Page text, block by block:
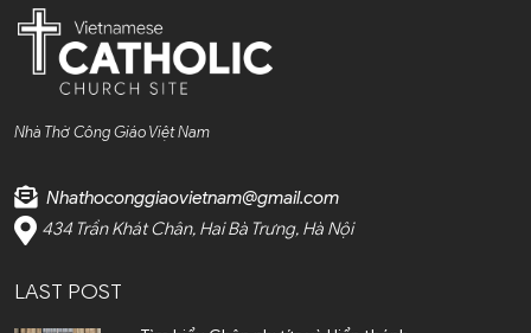
Nhà Thờ Công Giáo Việt Nam
Nhathoconggiaovietnam@gmail.com
434 Trần Khát Chân, Hai Bà Trưng, Hà Nội
LAST POST